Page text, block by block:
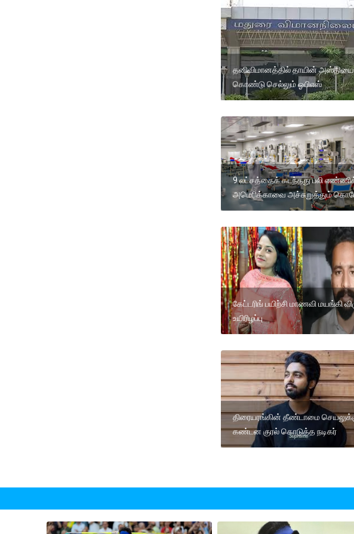
தனிவிமானத்தில் தாயின் அஸ்தியை
கொண்டு செல்லும் ஓபிஎஸ்
9 லட்சத்தைக் கடந்தது பலி
அமெரிக்காவை அச்சுறுத்தும்
கேட்டரிங் பயிற்சி மாணவி மயங்கி
உயிரிழப்பு
திரையரங்கின் தீண்டாமை
கண்டன குரல் கொடுத்த நடிகர்